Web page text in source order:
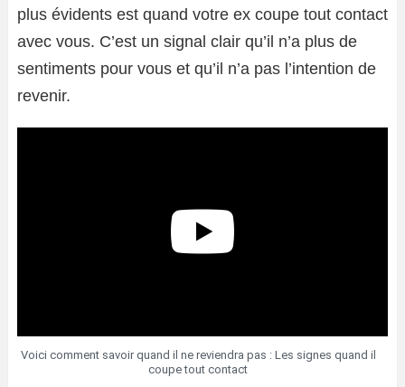
plus évidents est quand votre ex coupe tout contact
avec vous. C’est un signal clair qu’il n’a plus de
sentiments pour vous et qu’il n’a pas l’intention de
revenir.
Voici comment savoir quand il ne reviendra pas : Les signes quand il
coupe tout contact